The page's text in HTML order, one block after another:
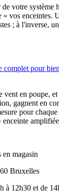
votre système
vos enceintes.
; à l'inverse,
complet pour
vent en poupe,
gagnent en
pour
enceinte
en magasin
Bruxelles
à 12h30 et de